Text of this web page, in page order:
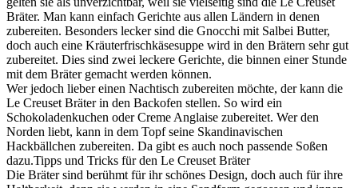
Bräter. Man kann einfach Gerichte aus allen Ländern in denen
zubereiten. Besonders lecker sind die Gnocchi mit Salbei Butter,
doch auch eine Kräuterfrischkäsesuppe wird in den Brätern sehr gut
zubereitet. Dies sind zwei leckere Gerichte, die binnen einer Stunde
mit dem Bräter gemacht werden können.
Wer jedoch lieber einen Nachtisch zubereiten möchte, der kann die
Le Creuset Bräter in den Backofen stellen. So wird ein
Schokoladenkuchen oder Creme Anglaise zubereitet. Wer den
Norden liebt, kann in dem Topf seine Skandinavischen
Hackbällchen zubereiten. Da gibt es auch noch passende Soßen
dazu.Tipps und Tricks für den Le Creuset Bräter
Die Bräter sind berühmt für ihr schönes Design, doch auch für ihre